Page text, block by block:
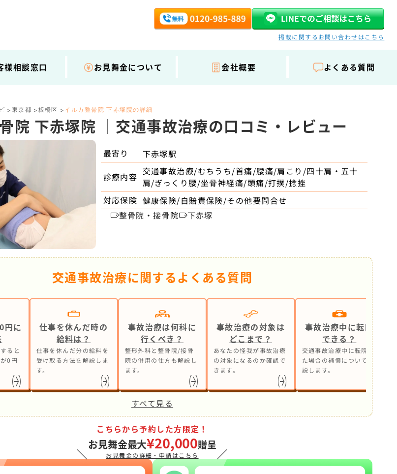
掲載に関するお問い合わせはこちら
様相談窓口 お見舞金について 会社概要 よくある質問
> 東京都 > 板橋区 > イルカ整骨院 下赤塚院の詳細
院 下赤塚院 ｜交通事故治療の口コミ・レビュー
最寄り
下赤塚駅
診療内容 交通事故治療/むちうち/首痛/腰痛/肩こり/四十肩・五十
肩/ぎっくり腰/坐骨神経痛/頭痛/打撲/捻挫
対応保険 健康保険/自賠責保険/その他要問合せ
整骨院・接骨院
下赤塚
交通事故治療に関するよくある質問
円に
ると
0円
仕事を休んだ時の
給料は？
仕事を休んだ分の給料を
受け取る方法を解説しま
す。
事故治療は何科に
行くべき？
整形外科と整骨院/接骨
院の併用の仕方も解説し
ます。
事故治療の対象は
どこまで？
あなたの怪我が事故治療
の対象になるのか確認で
きます。
事故治療中に転院
できる？
交通事故治療中に転院し
た場合の補償について解
説します。
すべて見る
＼
こちらから予約した方限定！
お見舞金最大¥20,000贈呈
お見舞金の詳細・申請はこちら ／